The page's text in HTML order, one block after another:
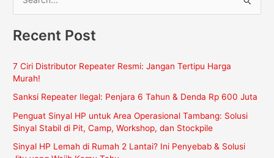
r
u
t
u
k
:
Recent Post
7 Ciri Distributor Repeater Resmi: Jangan Tertipu Harga
Murah!
Sanksi Repeater Ilegal: Penjara 6 Tahun & Denda Rp 600 Juta
Penguat Sinyal HP untuk Area Operasional Tambang: Solusi
Sinyal Stabil di Pit, Camp, Workshop, dan Stockpile
Sinyal HP Lemah di Rumah 2 Lantai? Ini Penyebab & Solusi